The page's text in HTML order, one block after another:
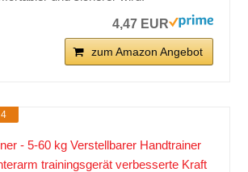
4,47 EUR
zum Amazon Angebot